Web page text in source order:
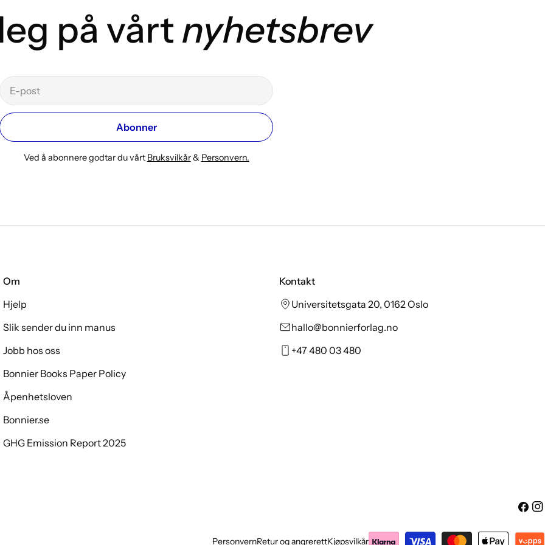
på vårt nyhetsbrev
E-
post
Abonner
Ved å abonnere godtar du vårt Bruksvilkår& Personvern.
Om
Hjelp
Slik sender du inn manus
Jobb hos oss
Bonnier Books Paper Policy
Åpenhetsloven
Bonnier.se
GHG Emission Report 2025
Kontakt
Universitetsgata 20, 0162 Oslo
hallo@bonnierforlag.no
+47 480 03 480
PersonvernRetur og angrerettKjøpsvilkår
Betalingsmetoder